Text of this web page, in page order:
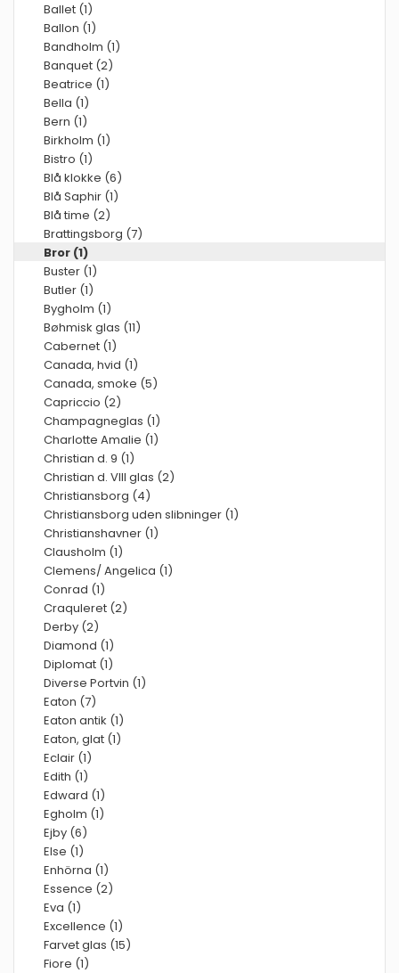
Ballet (1)
Ballon (1)
Bandholm (1)
Banquet (2)
Beatrice (1)
Bella (1)
Bern (1)
Birkholm (1)
Bistro (1)
Blå klokke (6)
Blå Saphir (1)
Blå time (2)
Brattingsborg (7)
Bror (1)
Buster (1)
Butler (1)
Bygholm (1)
Bøhmisk glas (11)
Cabernet (1)
Canada, hvid (1)
Canada, smoke (5)
Capriccio (2)
Champagneglas (1)
Charlotte Amalie (1)
Christian d. 9 (1)
Christian d. VIII glas (2)
Christiansborg (4)
Christiansborg uden slibninger (1)
Christianshavner (1)
Clausholm (1)
Clemens/ Angelica (1)
Conrad (1)
Craquleret (2)
Derby (2)
Diamond (1)
Diplomat (1)
Diverse Portvin (1)
Eaton (7)
Eaton antik (1)
Eaton, glat (1)
Eclair (1)
Edith (1)
Edward (1)
Egholm (1)
Ejby (6)
Else (1)
Enhörna (1)
Essence (2)
Eva (1)
Excellence (1)
Farvet glas (15)
Fiore (1)